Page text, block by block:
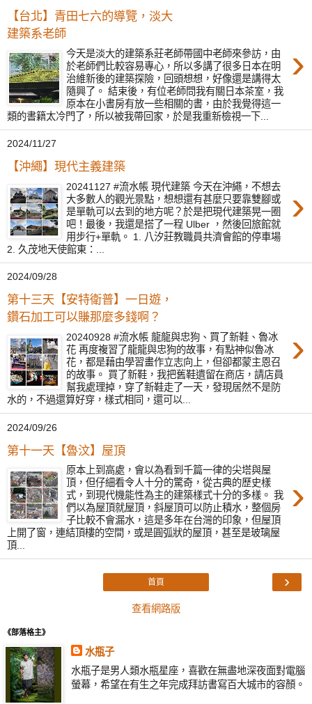
【台北】青田七六的導覽，淡大
建築系老師
›
今天是淡大的建築系莊老師帶國中老師來參訪，由
於老師們比較容易專心，所以多講了很多日本在明
治維新後的建築探險，回頭想想，好像還是講得太
隨興了。 結束後，有位老師問我有關日本茶室，我
原本在小書房有放一些相關的書，由於我覺得這一
類的書籍太冷門了，所以被我帶回家，於是我重新檢視一下...
2024/11/27
【沖繩】現代主義建築
›
20241127 #流水帳 現代建築 今天在沖繩，不想去
大多數人的觀光景點，想想還有甚麼只要靠雙腳或
是單軌可以去到的地方呢？於是把現代建築晃一圈
吧！最後，我還是搭了一程 Ulber ，然後回旅館就
用步行+單軌。 1. 八汐莊教職員共濟會館的停車場
2. 久茂地天使館東：...
2024/09/28
第十三天【安特衛普】一日遊，
鑽石加工可以賺那麼多錢啊？
›
20240928 #流水帳 龍龍與忠狗、買了新鞋、魯冰
花 再度複習了龍龍與忠狗的故事，有點神似魯冰
花，都是藉由學習畫作立志向上，但卻都蒙主恩召
的故事。 買了新鞋，我把舊鞋遺留在商店，請店員
幫我處理掉，穿了新鞋走了一天，發現居然不是防
水的，不過還算好穿，樣式相同，還可以...
2024/09/26
第十一天【魯汶】屋頂
›
原本上到高處，會以為看到千篇一律的尖塔與屋
頂，但仔細看令人十分的驚奇，從古典的歷史樣
式，到現代機能性為主的建築樣式十分的多樣。 我
們以為屋頂就屋頂，斜屋頂可以防止積水，整個房
子比較不會漏水，這是多年在台灣的印象，但屋頂
上開了窗，連結頂樓的空間，或是圓弧狀的屋頂，甚至是玻璃屋
頂...
›
首頁
查看網路版
《部落格主》
水瓶子
水瓶子是男人類水瓶星座，喜歡在無盡地深夜面對電腦
螢幕，希望在有生之年完成拜訪書寫百大城市的容顏。